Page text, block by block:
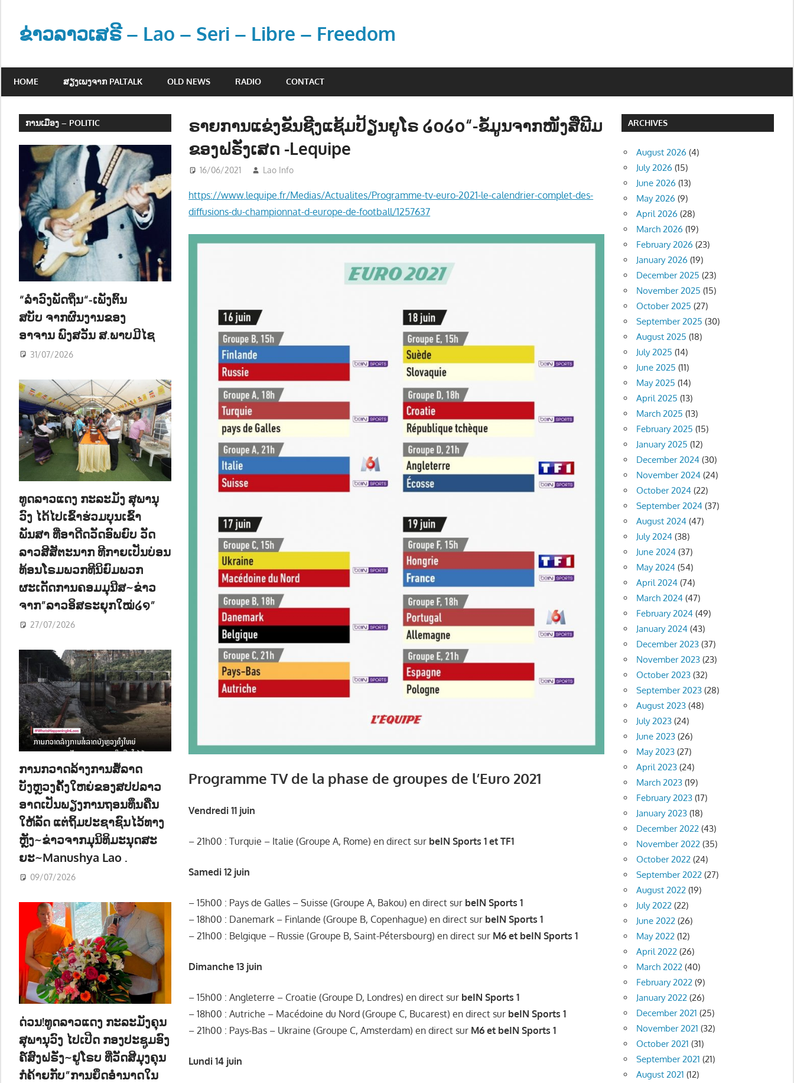
contentຂ່າວລາວເສຣີ – Lao – Seri – Libre – Freedom
ວ
ະ
ຂ່
າ
ວ
າ
HOME ສຽງເພງຈາກ PALTALK OLD NEWS RADIO CONTACT
ຣາຍການແຂ່ງຂັນຊີງແຊ້ມປ້ຽນຍູໂຣ ໒໐໒໐“-ຂໍ້ມູນຈາກໜັງສືພີມ
ຂອງຝຣັ່ງເສດ -Lequipe
16/06/2021 Lao Info
https://www.lequipe.fr/Medias/Actualites/Programme-tv-euro-2021-le-calendrier-complet-des-
diffusions-du-championnat-d-europe-de-football/1257637
Programme TV de la phase de groupes de l’Euro 2021
Vendredi 11 juin
– 21h00 : Turquie – Italie (Groupe A, Rome) en direct sur beIN Sports 1 et TF1
Samedi 12 juin
– 15h00 : Pays de Galles – Suisse (Groupe A, Bakou) en direct sur beIN Sports 1
– 18h00 : Danemark – Finlande (Groupe B, Copenhague) en direct sur beIN Sports 1
– 21h00 : Belgique – Russie (Groupe B, Saint-Pétersbourg) en direct sur M6 et beIN Sports 1
Dimanche 13 juin
– 15h00 : Angleterre – Croatie (Groupe D, Londres) en direct sur beIN Sports 1
– 18h00 : Autriche – Macédoine du Nord (Groupe C, Bucarest) en direct sur beIN Sports 1
– 21h00 : Pays-Bas – Ukraine (Groupe C, Amsterdam) en direct sur M6 et beIN Sports 1
Lundi 14 juin
ການເມືອງ – POLITIC
“ລຳວົງພັດຖິ່ນ“-ເພັງຕົ້ນ
ສບັບ ຈາກຜົນງານຂອງ
ອາຈານ ພົງສວັນ ສ.ພາບມີໄຊ
31/07/2026
ທູດລາວແດງ ກະລະມັງ ສຸພານຸ
ວົງ ໄດ້ໄປເຂົ້າຮ່ວມບຸນເຂົ້າ
ພັນສາ ທີ່ອາດີດວັດອົພຍົບ ວັດ
ລາວສີສັຕະນາກ ທີກາຍເປັນບ່ອນ
ທ້ອນໂຣມພວກທີນິຍົມພວກ
ຜະເດັດການຄອມມຸນີສ~ຂ່າວ
ຈາກ”ລາວອິສຣະຍຸກໃໝ່໒໑”
27/07/2026
ການກວາດລ້າງການສໍ້ລາດ
ບັງຫຼວງຄັ້ງໃຫຍ່ຂອງສປປລາວ
ອາດເປັນພຽງການຖອນທຶນຄືນ
ໃຫ້ລັດ ແຕ່ຖິ້ມປະຊາຊົນໄວ້ທາງ
ຫຼັງ~ຂ່າວຈາກມຸນິທິມະນຸດສະ
ຍະ~Manushya Lao .
09/07/2026
ດ່ວນ!ທູດລາວແດງ ກະລະມັງຄຸນ
ສຸພານຸວົງ ໄປເປີດ ກອງປະຊູມອົງ
ຄ໌ສົງຝຣັ່ງ~ຢູໂຣບ ທີ່ວັດສີມຸງຄຸນ
ກໍຄ້າຍກັບ”ການຍຶດອຳນາດໃນ
ARCHIVES
August 2026 (4)
July 2026 (15)
June 2026 (13)
May 2026 (9)
April 2026 (28)
March 2026 (19)
February 2026 (23)
January 2026 (19)
December 2025 (23)
November 2025 (15)
October 2025 (27)
September 2025 (30)
August 2025 (18)
July 2025 (14)
June 2025 (11)
May 2025 (14)
April 2025 (13)
March 2025 (13)
February 2025 (15)
January 2025 (12)
December 2024 (30)
November 2024 (24)
October 2024 (22)
September 2024 (37)
August 2024 (47)
July 2024 (38)
June 2024 (37)
May 2024 (54)
April 2024 (74)
March 2024 (47)
February 2024 (49)
January 2024 (43)
December 2023 (37)
November 2023 (23)
October 2023 (32)
September 2023 (28)
August 2023 (48)
July 2023 (24)
June 2023 (26)
May 2023 (27)
April 2023 (24)
March 2023 (19)
February 2023 (17)
January 2023 (18)
December 2022 (43)
November 2022 (35)
October 2022 (24)
September 2022 (27)
August 2022 (19)
July 2022 (22)
June 2022 (26)
May 2022 (12)
April 2022 (26)
March 2022 (40)
February 2022 (9)
January 2022 (26)
December 2021 (25)
November 2021 (32)
October 2021 (31)
September 2021 (21)
August 2021 (12)